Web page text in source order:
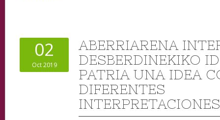
02
Oct 2019
ABERRIARENA
DESBERDINEKIKO
PATRIA UNA IDEA
DIFERENTES
INTERPRETACIONES